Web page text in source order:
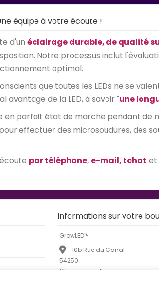
équipe à votre écoute !
d'un éclairage durable, de qualité
Notre processus inclut
optimal.
que toutes les LEDs ne se
avantage de la LED, à savoir "une
parfait état de marche pendant de
effectuer des microsoudures, des
par téléphone, e-mail, tchat et
Informations sur votre
GrowLED™
10b Rue du Canal
54250
Champigneulles